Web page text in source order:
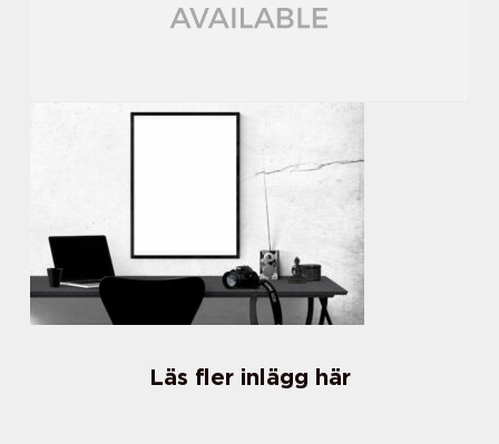
Läs fler inlägg här